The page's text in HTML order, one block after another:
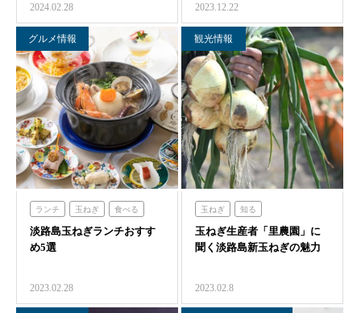
2024.02.28 2023.12.22
グルメ情報
ランチ 玉ねぎ 食べる
ハローキティスマイル
ミエレ
淡路島玉ねぎランチおすす
め5選
2023.02.28
観光情報
玉ねぎ 知る
玉ねぎ生産者「里農園」に
聞く淡路島新玉ねぎの魅力
2023.02.8